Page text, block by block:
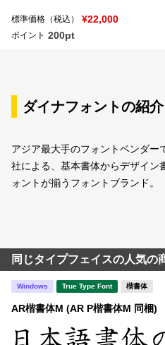
標準価格（税込） ¥22,000
ポイント 200pt
ダイナフォントの紹介
アジア最大手のフォントベンダー
社による、基本書体からデザイン
ォントが揃うフォントブランド。
同じタイプフェイスの人気の
Windows True Type Font 楷書体
AR楷書体M (AR P楷書体M 同梱)